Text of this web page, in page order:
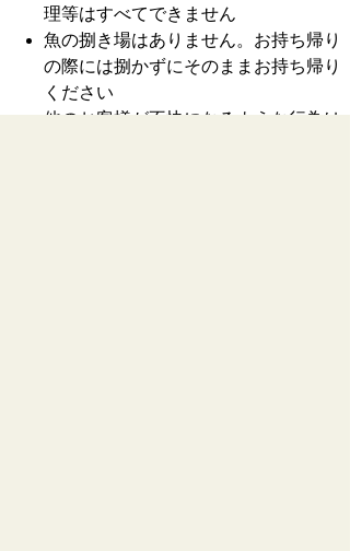
理等はすべてできません
魚の捌き場はありません。お持ち帰り
の際には捌かずにそのままお持ち帰り
ください
他のお客様が不快になるような行為は